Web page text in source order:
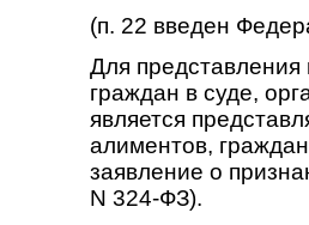
(п. 22 введен
Для
граждан в суде,
является
алиментов,
заявление о
N 324-ФЗ).